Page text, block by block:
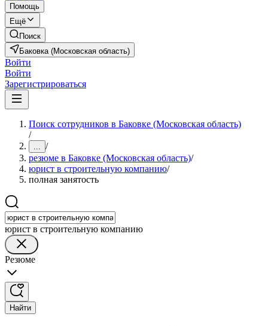
Помощь
Ещё
Поиск
Баковка (Московская область)
Войти
Войти
Зарегистрироваться
Поиск сотрудников в Баковке (Московская область)
/
... /
резюме в Баковке (Московская область)/
юрист в строительную компанию/
полная занятость
юрист в строительную компанию
Резюме
Найти